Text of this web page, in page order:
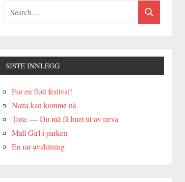
SISTE INNLEGG
For en flott festival!
Natta kan komme nå
Tora: — Du må få huet ut av ræva
Mall Girl i parken
En rar avslutning